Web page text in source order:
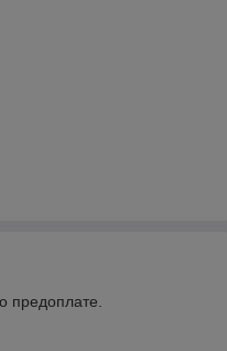
предоплате.